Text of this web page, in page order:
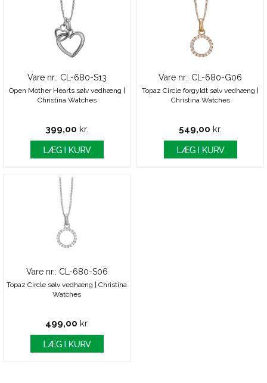
Vare nr.: CL-680-S13
Open Mother Hearts sølv vedhæng |
Christina Watches
399,00 kr.
Vare nr.: CL-680-G06
Topaz Circle forgyldt sølv vedhæng |
Christina Watches
549,00 kr.
Vare nr.: CL-680-S06
Topaz Circle sølv vedhæng | Christina
Watches
499,00 kr.